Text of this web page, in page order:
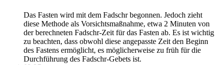
Das Fasten wird mit dem Fadschr begonnen. Jedoch zieht
diese Methode als Vorsichtsmaßnahme, etwa 2 Minuten von
der berechneten Fadschr-Zeit für das Fasten ab. Es ist wichtig
zu beachten, dass obwohl diese angepasste Zeit den Beginn
des Fastens ermöglicht, es möglicherweise zu früh für die
Durchführung des Fadschr-Gebets ist.